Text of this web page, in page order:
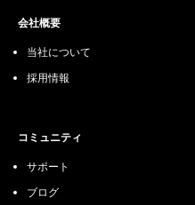
会社概要
当社について
採用情報
コミュニティ
サポート
ブログ